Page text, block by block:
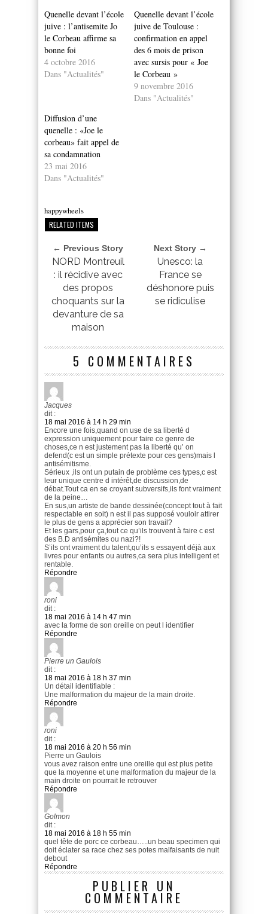
Quenelle devant l’école
juive : l’antisemite Jo
le Corbeau affirme sa
bonne foi
4 octobre 2016
Dans "Actualités"
Quenelle devant l’école
juive de Toulouse :
confirmation en appel
des 6 mois de prison
avec sursis pour « Joe
le Corbeau »
9 novembre 2016
Dans "Actualités"
Diffusion d’une
quenelle : «Joe le
corbeau» fait appel de
sa condamnation
23 mai 2016
Dans "Actualités"
happywheels
RELATED ITEMS
← Previous Story
NORD Montreuil
: il récidive avec
des propos
choquants sur la
devanture de sa
maison
Next Story →
Unesco: la
France se
déshonore puis
se ridiculise
5 COMMENTAIRES
Jacques
dit :
18 mai 2016 à 14 h 29 min
Encore une fois,quand on use de sa liberté d
expression uniquement pour faire ce genre de
choses,ce n est justement pas la liberté qu’ on
defend(c est un simple prétexte pour ces gens)mais l
antisémitisme.
Sérieux ,ils ont un putain de problème ces types,c est
leur unique centre d intérêt,de discussion,de
débat.Tout ca en se croyant subversifs,ils font vraiment
de la peine…
En sus,un artiste de bande dessinée(concept tout à fait
respectable en soit) n est il pas supposé vouloir attirer
le plus de gens a apprécier son travail?
Et les gars,pour ça,tout ce qu’ils trouvent à faire c est
des B.D antisémites ou nazi?!
S’ils ont vraiment du talent,qu’ils s essayent déjà aux
livres pour enfants ou autres,ca sera plus intelligent et
rentable.
Répondre
roni
dit :
18 mai 2016 à 14 h 47 min
avec la forme de son oreille on peut l identifier
Répondre
Pierre un Gaulois
dit :
18 mai 2016 à 18 h 37 min
Un détail identifiable :
Une malformation du majeur de la main droite.
Répondre
roni
dit :
18 mai 2016 à 20 h 56 min
Pierre un Gaulois
vous avez raison entre une oreille qui est plus petite
que la moyenne et une malformation du majeur de la
main droite on pourrait le retrouver
Répondre
Golmon
dit :
18 mai 2016 à 18 h 55 min
quel tête de porc ce corbeau…..un beau specimen qui
doit éclater sa race chez ses potes malfaisants de nuit
debout
Répondre
PUBLIER UN
COMMENTAIRE